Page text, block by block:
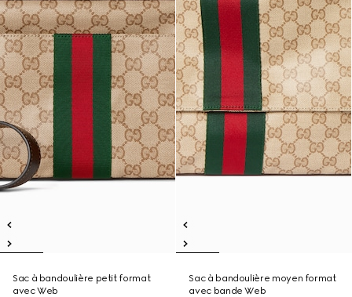
Sac à bandoulière petit format
avec Web
Sac à bandoulière moyen format
avec bande Web